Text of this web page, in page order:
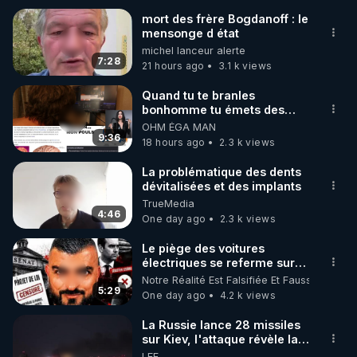
🌱 INSTAGRAM
https://www.instagram.com/rdlr_thierrycasasnovas/
http://rgnr.li/instagram
🌱 LA NEWSLETTER
Pour ne pas rater l’actualité RGNR (stages,
http://rgnr.li/news
🌱 VIDÉOS NON CENSURÉES SUR ODYSEE
Toutes les vidéos Youtube sont aussi sur la
http://rgnr.li/odysee
🌱 LES STAGES EN PRÉSENTIEL
7:28
mort des frère Bogdanoff : le
mensonge d état
michel lanceur alerte
21 hours ago
3.1 k views
9:36
Quand tu te branles
bonhomme tu émets des
ondes ils ont juste omis de
t'expliquer
OHM ÉGA MAN
18 hours ago
2.3 k views
4:46
La problématique des dents
dévitalisées et des implants
TrueMedia
One day ago
2.3 k views
5:29
Le piège des voitures
électriques se referme sur
les usagers !
Notre Réalité Est Falsifiée Et Fausse
One day ago
4.2 k views
La Russie lance 28 missiles
sur Kiev, l'attaque révèle la
faiblesse de Kiev